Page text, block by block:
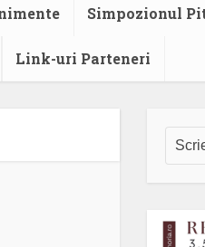
Simpozionul
Link-uri Parteneri